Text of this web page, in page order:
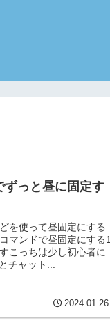
ずっと昼に固定す
を使って昼固定にする
マンドで昼固定にする1
こっちは少し初心者に
チャット...
2024.01.26